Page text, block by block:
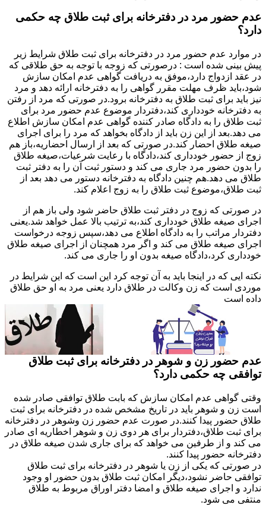
عدم حضور مرد در دفترخانه برای ثبت طلاق چه حکمی
دارد؟
در موارد عدم حضور مرد در دفترخانه برای ثبت طلاق شرایط زیر
پیش بینی شده است : درصورتی که زوجه با توجه به حق طلاقی که
در عقد ازدواج دارد،موفق به دریافت گواهی عدم امکان سازش
شود،باید ظرف مهلت مقرر گواهی را به دفترخانه ارائه دهد و مرد
نیز باید برای ثبت طلاق به دفترخانه برود.در صورتی که مرد از رفتن
به دفترخانه خودداری کند،دفتردار موضوع عدم حضور مرد برای
ثبت طلاق را به دادگاه صادر کننده گواهی عدم امکان سازش اطلاع
می دهد.بعد از این زن باید از دادگاه بخواهد که مرد را برای اجرای
صیغه طلاق احضار کند.در صورتی که بعد از ارسال احضاریه،باز هم
زوج از حضور خودداری کند،دادگاه با رعایت شرعیات،صیغه طلاق
را بدون حضور مرد جاری می کند و دستور ثبت آن را به دفتر ثبت
طلاق می دهد.هم چنین دادگاه به دفترخانه دستور می دهد بعد از
ثبت طلاق،موضوع ثبت طلاق را به زوج اعلام کند.
در صورتی که زوج در دفتر ثبت طلاق حاضر شود ولی باز هم از
اجرای صیغه طلاق خودداری کند،به ترتیب بالا عمل خواهد شد.یعنی
دفتردار مراتب را به دادگاه اطلاع می دهد،سپس زوجه درخواست
اجرای صیغه طلاق می کند و اگر مرد همچنان از اجرای صیغه طلاق
خودداری کرد،دادگاه صیغه بدون او را جاری می کند.
نکته ایی که در اینجا باید به آن توجه کرد این است که این شرایط در
موردی است که زن وکالت در طلاق دارد یعنی مرد به او حق طلاق
داده است
عدم حضور زن و شوهر در دفترخانه برای ثبت طلاق
توافقی چه حکمی دارد؟
وقتی گواهی عدم امکان سازش که بابت طلاق توافقی صادر شده
است زن و شوهر باید در تاریخ مشخص شده در دفترخانه برای ثبت
طلاق حضور پیدا کنند.در صورت عدم حضور زن وشوهر در دفترخانه
برای ثبت طلاق،دفتردار برای هر دوی زن و شوهر اخطاریه ای صادر
می کند و از طرفین می خواهد که برای جاری شدن صیغه طلاق در
دفترخانه حضور پیدا کنند.
در صورتی که یکی از زن یا شوهر در دفترخانه برای ثبت طلاق
توافقی حاضر نشود،دیگر امکان ثبت طلاق بدون حضور او وجود
ندارد و اجرای صیغه طلاق و امضا دفتر اوراق مربوط به طلاق
منتفی می شود.